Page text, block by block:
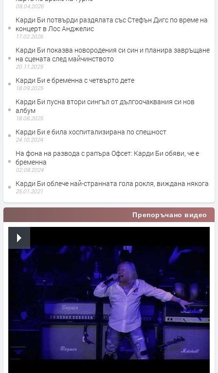
08.04.2026
Карди Би потвърди раздялата със Стефън Дигс по време на
концерт в Лос Анджелис
17.02.2026
Карди Би показва новородения си син и планира завръщане
на сцената след майчинството
20.11.2025
Карди Би е бременна с четвърто дете
18.09.2025
Карди Би пусна втори сингъл от дългоочаквания си нов
албум
18.08.2025
Карди Би е била хоспитализирана по спешност
24.10.2024
На фона на развода с рапъра Офсет: Карди Би обяви, че е
бременна
02.08.2024
Карди Би облече най-странната гола рокля, виждана някога
25.01.2021
Препоръчано видео